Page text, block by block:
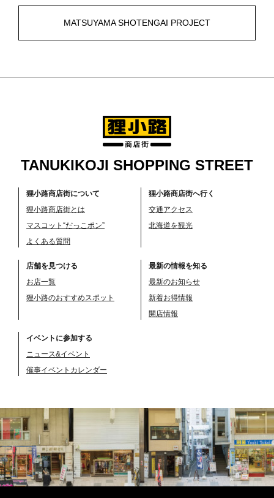
MATSUYAMA SHOTENGAI PROJECT
TANUKIKOJI SHOPPING STREET
狸小路商店街について
狸小路商店街とは
マスコット“だっこポン”
よくある質問
狸小路商店街へ行く
交通アクセス
北海道を観光
店舗を見つける
お店一覧
狸小路のおすすめスポット
最新の情報を知る
最新のお知らせ
新着お得情報
開店情報
イベントに参加する
ニュース&イベント
催事イベントカレンダー